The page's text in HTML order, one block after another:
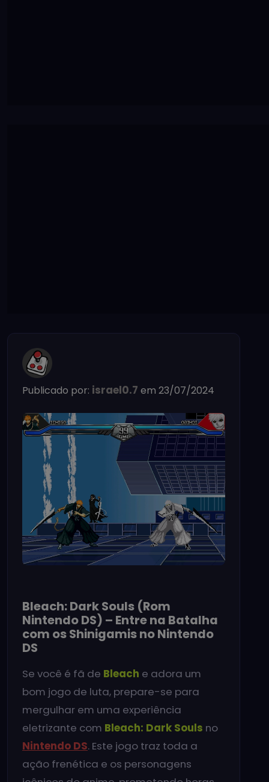
Publicado por: israel0.7 em 23/07/2024
Bleach: Dark Souls (Rom
Nintendo DS) – Entre na Batalha
com os Shinigamis no Nintendo
DS
Se você é fã de Bleach e adora um
bom jogo de luta, prepare-se para
mergulhar em uma experiência
eletrizante com Bleach: Dark Souls no
Nintendo DS. Este jogo traz toda a
ação frenética e os personagens